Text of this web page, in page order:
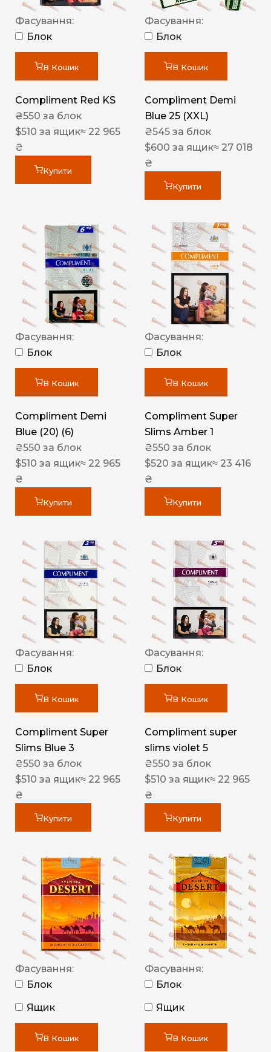
Фасування:
Блок
В Кошик
Compliment Red KS
₴550 за блок
$510 за ящик≈ 22 965
₴
Купити
Фасування:
Блок
В Кошик
Compliment Demi
Blue 25 (XXL)
₴545 за блок
$600 за ящик≈ 27 018
₴
Купити
Фасування:
Блок
В Кошик
Compliment Demi
Blue (20) (6)
₴550 за блок
$510 за ящик≈ 22 965
₴
Купити
Фасування:
Блок
В Кошик
Compliment Super
Slims Amber 1
₴550 за блок
$520 за ящик≈ 23 416
₴
Купити
Фасування:
Блок
В Кошик
Compliment Super
Slims Blue 3
₴550 за блок
$510 за ящик≈ 22 965
₴
Купити
Фасування:
Блок
В Кошик
Compliment super
slims violet 5
₴550 за блок
$510 за ящик≈ 22 965
₴
Купити
Фасування:
Блок
Ящик
В Кошик
Фасування:
Блок
Ящик
В Кошик